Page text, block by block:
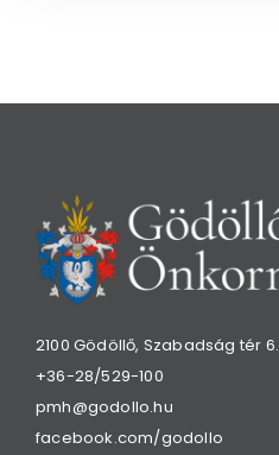
2100 Gödöllő, Szabadság tér 6.
+36-28/529-100
pmh@godollo.hu
facebook.com/godollo